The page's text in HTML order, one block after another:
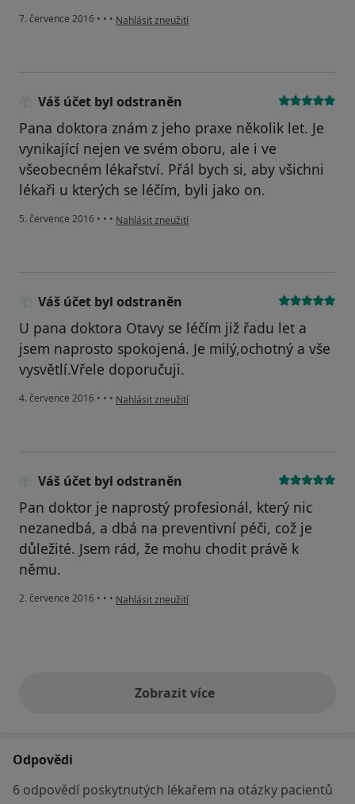
7. července 2016 • • • podle názoru uživatele Váš účet byl odstraněn
Nahlásit zneužití
Váš účet byl odstraněn
Pana doktora znám z jeho praxe několik let. Je
vynikající nejen ve svém oboru, ale i ve
všeobecném lékařství. Přál bych si, aby všichni
lékaři u kterých se léčím, byli jako on.
5. července 2016 • • • podle názoru uživatele Váš účet byl odstraněn
Nahlásit zneužití
Váš účet byl odstraněn
U pana doktora Otavy se léčím již řadu let a
jsem naprosto spokojená. Je milý,ochotný a vše
vysvětlí.Vřele doporučuji.
4. července 2016 • • • podle názoru uživatele Váš účet byl odstraněn
Nahlásit zneužití
Váš účet byl odstraněn
Pan doktor je naprostý profesionál, který nic
nezanedbá, a dbá na preventivní péči, což je
důležité. Jsem rád, že mohu chodit právě k
němu.
2. července 2016 • • • podle názoru uživatele Váš účet byl odstraněn
Nahlásit zneužití
Zobrazit vícevýše uvedené názory
Odpovědi
6 odpovědí poskytnutých lékařem na otázky pacientů